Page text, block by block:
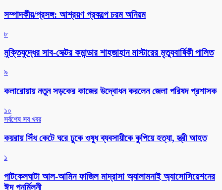
সম্পাদকীয়/প্রসঙ্গ: আশ্রয়ণ প্রকল্পে চরম অনিয়ম
৮
মুক্তিযুদ্ধের সাব-সেক্টর কমান্ডার শাহজাহান মাস্টারের মৃত্যুবার্ষিকী পালিত
৯
কলারোয়ায় নতুন সড়কের কাজের উদ্বোধন করলেন জেলা পরিষদ প্রশাসক
১০
সর্বশেষ সব খবর
কয়রায় সিঁধ কেটে ঘরে ঢুকে ওষুধ ব্যবসায়ীকে কুপিয়ে হত্যা, স্ত্রী আহত
১
পাটকেলঘাটা আল-আমিন ফাজিল মাদ্রাসা অ্যালামনাই অ্যাসোসিয়েশনের
ঈদ পুনর্মিলনী